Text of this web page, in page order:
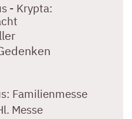
- Krypta:
Familienmesse
Messe